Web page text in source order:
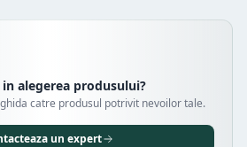
alegerea produsului?
catre produsul potrivit nevoilor tale.
un expert